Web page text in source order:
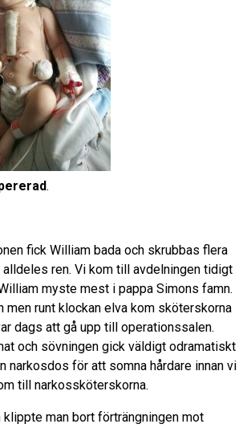
.
fick William bada och skrubbas flera
alldeles ren. Vi kom till avdelningen tidigt
myste mest i pappa Simons famn.
men runt klockan elva kom sköterskorna
dags att gå upp till operationssalen.
och sövningen gick väldigt odramatiskt
narkosdos för att somna hårdare innan vi
till narkossköterskorna.
klippte man bort förträngningen mot